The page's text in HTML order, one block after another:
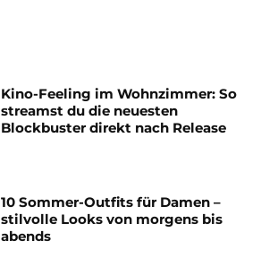
Kino-Feeling im Wohnzimmer: So
streamst du die neuesten
Blockbuster direkt nach Release
10 Sommer-Outfits für Damen –
stilvolle Looks von morgens bis
abends